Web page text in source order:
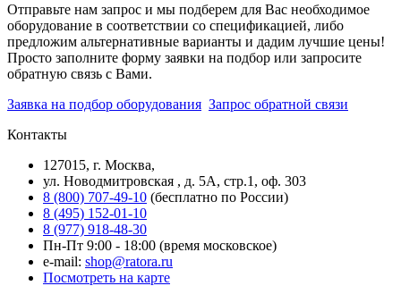
Отправьте нам запрос и мы подберем для Вас необходимое
оборудование в соответствии со спецификацией, либо
предложим альтернативные варианты и дадим лучшие цены!
Просто заполните форму заявки на подбор или запросите
обратную связь с Вами.
Заявка на подбор оборудования Запрос обратной связи
Контакты
127015, г. Москва,
ул. Новодмитровская , д. 5А, стр.1, оф. 303
8 (800) 707-49-10 (бесплатно по России)
8 (495) 152-01-10
8 (977) 918-48-30
Пн-Пт 9:00 - 18:00 (время московское)
e-mail: shop@ratora.ru
Посмотреть на карте